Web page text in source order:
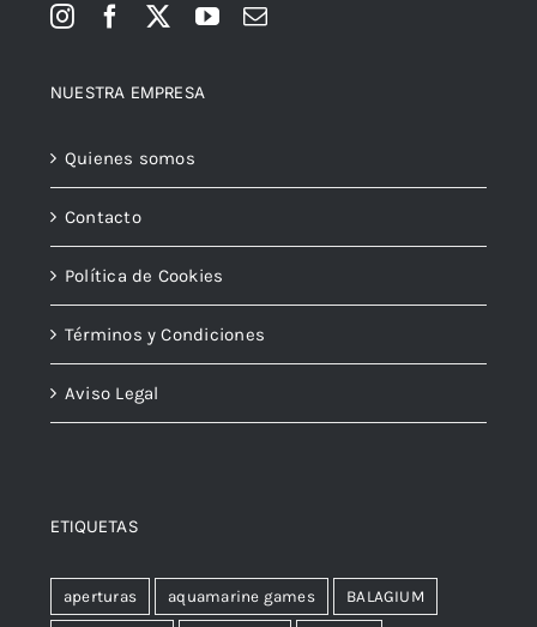
NUESTRA EMPRESA
Quienes somos
Contacto
Política de Cookies
Términos y Condiciones
Aviso Legal
ETIQUETAS
aperturas aquamarine games BALAGIUM